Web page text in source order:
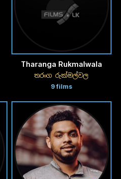
Tharanga Rukmalwala
තරංග රුක්මල්වල
9 films